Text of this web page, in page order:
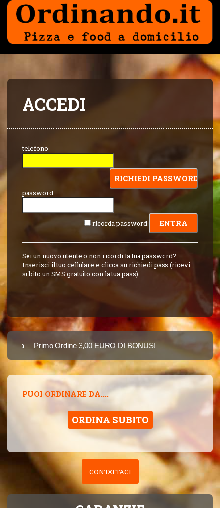
ACCEDI
telefono
password
ricorda password
Sei un nuovo utente o non ricordi la tua password?
Inserisci il tuo cellulare e clicca su richiedi pass (ricevi
subito un SMS gratuito con la tua pass)
Primo Ordine 3,00 EURO DI BONUS!
8 PUNTI 3,00
PUOI ORDINARE DA....
ORDINA SUBITO
CONTATTACI